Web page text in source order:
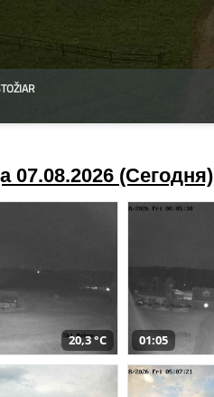
07.08.2026 (Cегодня)
20,3 °C 01:05